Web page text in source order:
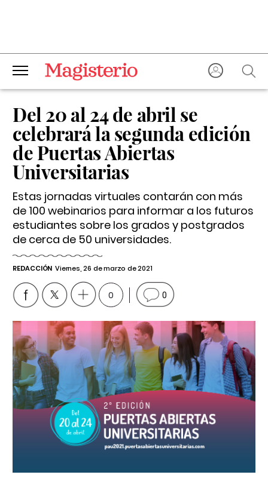
Del 20 al 24 de abril se
celebrará la segunda edición
de Puertas Abiertas
Universitarias
Estas jornadas virtuales contarán con más
de 100 webinarios para informar a los futuros
estudiantes sobre los grados y postgrados
de cerca de 50 universidades.
REDACCIÓN Viernes, 26 de marzo de 2021
0 0